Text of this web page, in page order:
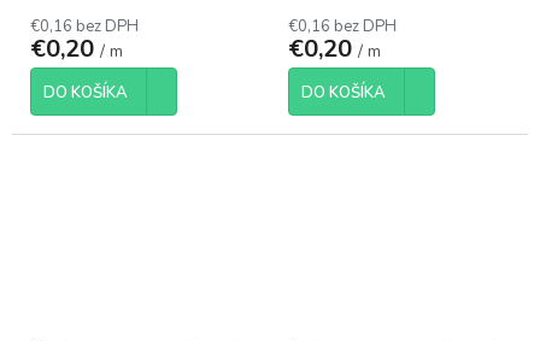
€0,16 bez DPH
€0,20 / m
DO KOŠÍKA
€0,16 bez DPH
€0,20 / m
DO KOŠÍKA